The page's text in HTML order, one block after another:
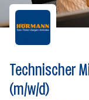
Technischer
(m/w/d)